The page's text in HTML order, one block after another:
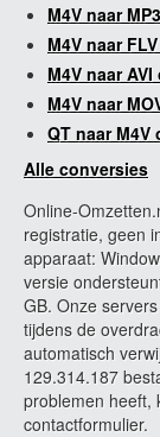
M4V naar
M4V naar
M4V naar
M4V naar
QT naar M4V
Alle conversies
Online-
registratie, geen
apparaat:
versie
GB. Onze
tijdens de
automatisch
129.314.187
problemen heeft,
contactformulier.